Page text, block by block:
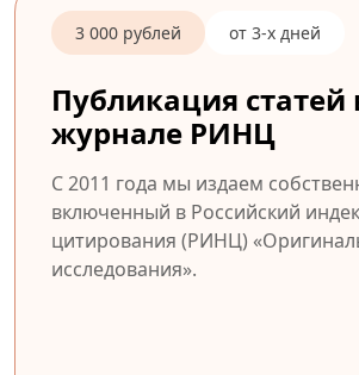
3 000 рублей от 3-х дней
Публикация статей
журнале РИНЦ
С 2011 года мы издаем
включенный в Российский
цитирования (РИНЦ)
исследования».